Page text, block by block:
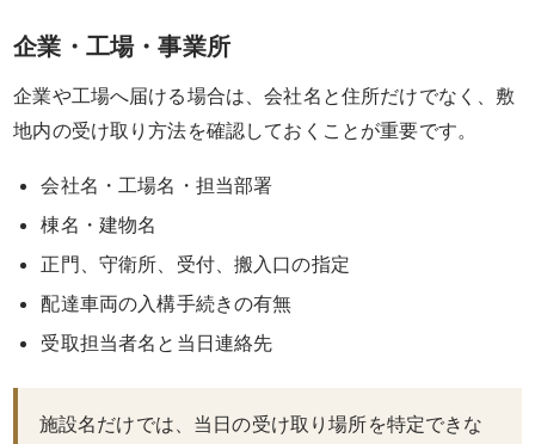
十
日
お
祝
顔
企業・工場・事業所
企業や工場へ届ける場合は、会社名と住所だけでなく、敷
地内の受け取り方法を確認しておくことが重要です。
会社名・工場名・担当部署
棟名・建物名
正門、守衛所、受付、搬入口の指定
配達車両の入構手続きの有無
受取担当者名と当日連絡先
施設名だけでは、当日の受け取り場所を特定できな